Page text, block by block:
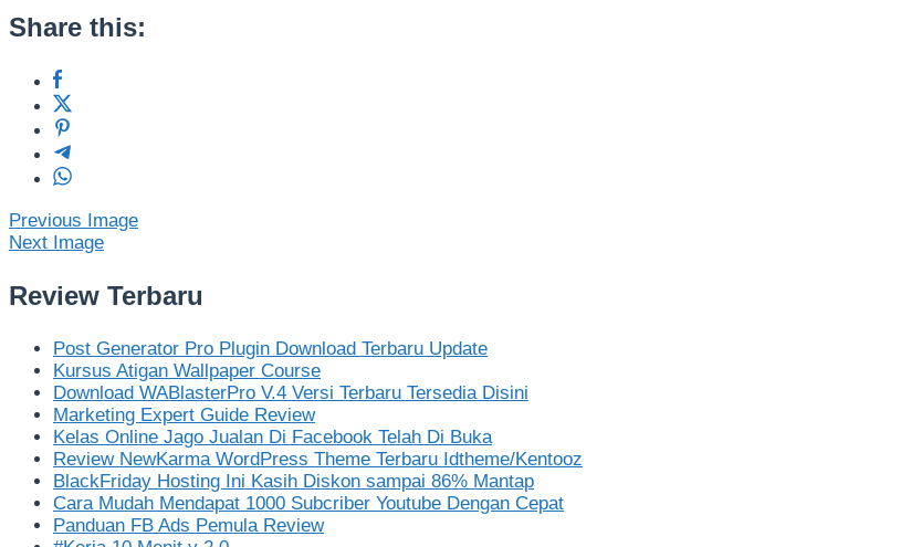
Share this:
Post
navigation
Previous Image
Next Image
Review Terbaru
Post Generator Pro Plugin Download Terbaru Update
Kursus Atigan Wallpaper Course
Download WABlasterPro V.4 Versi Terbaru Tersedia Disini
Marketing Expert Guide Review
Kelas Online Jago Jualan Di Facebook Telah Di Buka
Review NewKarma WordPress Theme Terbaru Idtheme/Kentooz
BlackFriday Hosting Ini Kasih Diskon sampai 86% Mantap
Cara Mudah Mendapat 1000 Subcriber Youtube Dengan Cepat
Panduan FB Ads Pemula Review